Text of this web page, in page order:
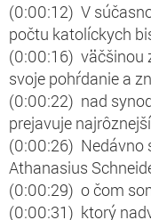
(0:00:12) V
počtu katolíckych
(0:00:16) väčšinou
svoje pohŕdanie a
(0:00:22) nad
prejavuje
(0:00:26) Nedávno
Athanasius
(0:00:29) o čom
(0:00:31) ktorý